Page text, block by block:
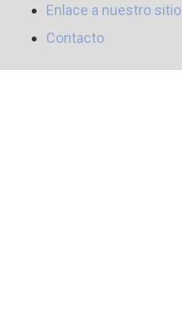
Enlace a nuestro sitio
Contacto